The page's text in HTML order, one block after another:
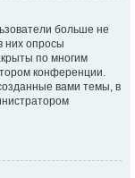
больше не
них опросы
по многим
конференции.
вами темы, в